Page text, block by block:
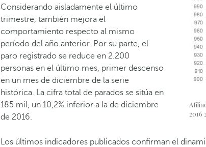
2016
Considerando aisladamente el último
trimestre, también mejora el
comportamiento respecto al mismo
período del año anterior. Por su parte, el
paro registrado se reduce en 2.200
personas en el último mes, primer descenso
en un mes de diciembre de la serie
histórica. La cifra total de parados se sitúa en
185 mil, un 10,2% inferior a la de diciembre
de 2016.
Los últimos indicadores publicados confirman el